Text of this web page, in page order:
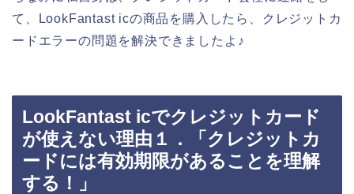
て、LookFantast icの商品を購入したら、クレジットカ
ードエラーの問題を解決できましたよ♪
LookFantast icでクレジットカード
が使えない理由１．「クレジットカ
ードには有効期限があることを理解
する！」